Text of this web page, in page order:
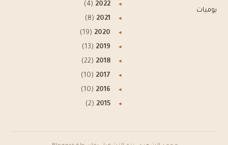
يوميات
◂
2022
(4)
◂
2021
(8)
◂
2020
(19)
◂
2019
(13)
◂
2018
(22)
◂
2017
(10)
◂
2016
(10)
◂
2015
(2)